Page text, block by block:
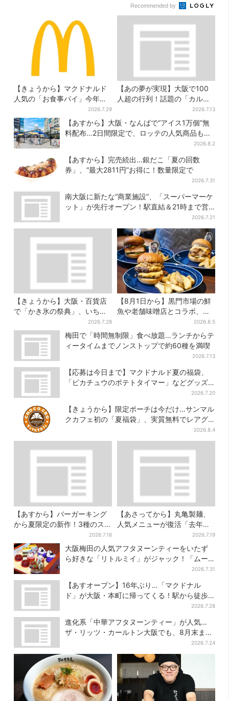
Recommended by
【きょうから】マクドナルド
人気の「お食事パイ」今年も
登場、熱々とろ～り夏限定メ
ニュー
2026.7.29
【あの夢が実現】大阪で100
人超の行列！話題の「カルピ
スじゃぐち」本格始動、2030
年までに1000台へ
2026.7.13
【あすから】大阪・なんばで“アイス1万個”無
料配布…2日間限定で、ロッテの人気商品もら
2026.8.2
【あすから】完売続出…銀だこ「夏の回数
券」、“最大2811円”お得に！数量限定で
2026.7.31
南大阪に新たな“商業施設”、「スーパーマーケ
ット」が先行オープン！駅直結＆21時まで営
2026.7.21
【きょうから】大阪・百貨店
で「かき氷の祭典」、いち
ご・イチジク・紅茶・チー
ズ…17店舗のメニュー集結
2026.7.28
【8月1日から】黒門市場の鮮
魚や老舗味噌店とコラボ、大
阪・なんばのホテルで“地域密
着”の限定バーガー
2026.8.5
梅田で「時間無制限」食べ放題…ランチからテ
ィータイムまでノンストップで約60種を満喫
2026.7.13
【応募は今日まで】マクドナルド夏の福袋、
「ピカチュウのポテトタイマー」などグッズ3
2026.7.20
【きょうから】限定ポーチは今だけ…サンマル
クカフェ初の「夏福袋」、実質無料でレアグ
2026.8.4
【あすから】バーガーキング
から夏限定の新作！3種のステ
ーキワッパー「暑さ乗り切れ
そう」と話題に
2026.7.16
【あさってから】丸亀製麺、
人気メニューが復活「去年め
っちゃハマった」「待ってた
よ！」「夏の救世主」
2026.7.19
大阪梅田の人気アフタヌーンティーをいたず
ら好きな「リトルミイ」がジャック！「ムー
2026.7.31
【あすオープン】16年ぶり…「マクドナル
ド」が大阪・本町に帰ってくる！駅から徒歩1
2026.7.28
進化系「中華アフタヌーンティー」が人気…
ザ・リッツ・カールトン大阪でも、8月末まで
2026.7.24